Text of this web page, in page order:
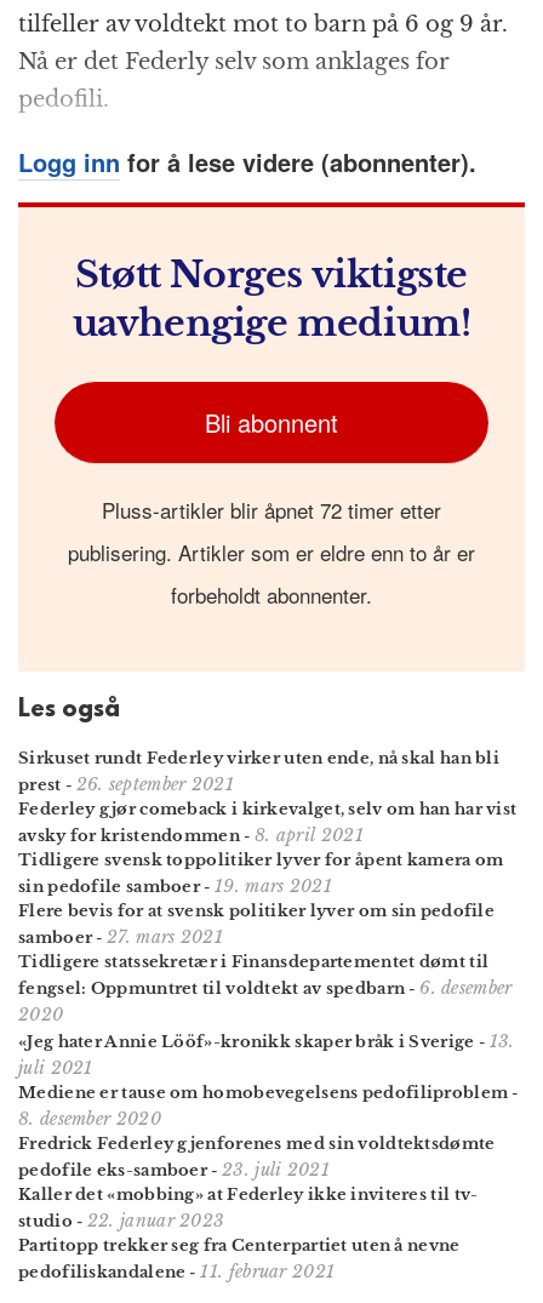
o
o
k
g
e
p
p
h
at
a
m
tilfeller av voldtekt mot to barn på 6 og 9 år.
Nå er det Federly selv som anklages for
pedofili.
Logg inn for å lese videre (abonnenter).
Støtt Norges viktigste
uavhengige medium!
Bli abonnent
Pluss-artikler blir åpnet 72 timer etter
publisering. Artikler som er eldre enn to år er
forbeholdt abonnenter.
Les også
Sirkuset rundt Federley virker uten ende, nå skal han bli
prest - 26. september 2021
Federley gjør comeback i kirkevalget, selv om han har vist
avsky for kristendommen- 8. april 2021
Tidligere svensk toppolitiker lyver for åpent kamera om
sin pedofile samboer-19. mars 2021
Flere bevis for at svensk politiker lyver om sin pedofile
samboer-27. mars 2021
Tidligere statssekretær i Finansdepartementet dømt til
fengsel: Oppmuntret til voldtekt av spedbarn- 6. desember
2020
«Jeg hater Annie Lööf»-kronikk skaper bråk i Sverige - 13.
juli 2021
Mediene er tause om homobevegelsens pedofiliproblem -
8. desember 2020
Fredrick Federley gjenforenes med sin voldtekts­dømte
pedofile eks-samboer-23. juli 2021
Kaller det «mobbing» at Federley ikke inviteres til tv-
studio - 22. januar 2023
Partitopp trekker seg fra Centerpartiet uten å nevne
pedofili­skandalene -11. februar 2021